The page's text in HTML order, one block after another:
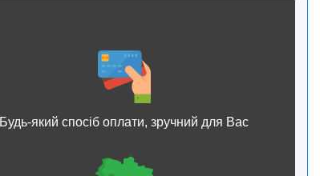
Будь-який спосіб оплати, зручний для Вас